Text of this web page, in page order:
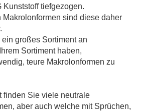
Kunststoff tiefgezogen.
Makrolonformen sind diese daher
großes Sortiment an
Sortiment haben,
teure Makrolonformen zu
finden Sie viele neutrale
aber auch welche mit Sprüchen,